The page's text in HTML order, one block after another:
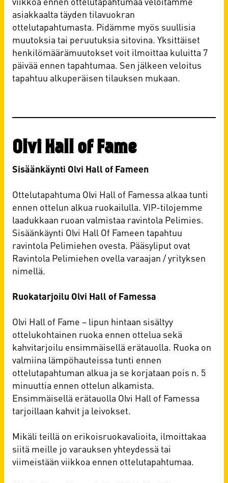
asiakkaalta täyden tilavuokran
ottelutapahtumasta. Pidämme myös suullisia
muutoksia tai peruutuksia sitovina. Yksittäiset
henkilömäärämuutokset voit ilmoittaa kuluitta 7
päivää ennen tapahtumaa. Sen jälkeen veloitus
tapahtuu alkuperäisen tilauksen mukaan.
Olvi Hall of Fame
Sisäänkäynti Olvi Hall of Fameen
Ottelutapahtuma Olvi Hall of Famessa alkaa tunti
ennen ottelun alkua ruokailulla. VIP-tilojemme
laadukkaan ruoan valmistaa ravintola Pelimies.
Sisäänkäynti Olvi Hall Of Fameen tapahtuu
ravintola Pelimiehen ovesta. Pääsyliput ovat
Ravintola Pelimiehen ovella varaajan / yrityksen
nimellä.
Ruokatarjoilu Olvi Hall of Famessa
Olvi Hall of Fame – lipun hintaan sisältyy
ottelukohtainen ruoka ennen ottelua sekä
kahvitarjoilu ensimmäisellä erätauolla. Ruoka on
valmiina lämpöhauteissa tunti ennen
ottelutapahtuman alkua ja se korjataan pois n. 5
minuuttia ennen ottelun alkamista.
Ensimmäisellä erätauolla Olvi Hall of Famessa
tarjoillaan kahvit ja leivokset.
Mikäli teillä on erikoisruokavalioita, ilmoittakaa
siitä meille jo varauksen yhteydessä tai
viimeistään viikkoa ennen ottelutapahtumaa.